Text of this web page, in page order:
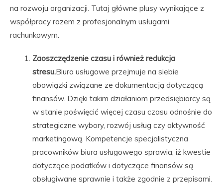
na rozwoju organizacji. Tutaj główne plusy wynikające z
współpracy razem z profesjonalnym usługami
rachunkowym.
Zaoszczędzenie czasu i również redukcja
stresu.Biuro usługowe przejmuje na siebie
obowiązki związane ze dokumentacją dotyczącą
finansów. Dzięki takim działaniom przedsiębiorcy są
w stanie poświęcić więcej czasu czasu odnośnie do
strategiczne wybory, rozwój usług czy aktywność
marketingową. Kompetencje specjalistyczna
pracowników biura usługowego sprawia, iż kwestie
dotyczące podatków i dotyczące finansów są
obsługiwane sprawnie i także zgodnie z przepisami.